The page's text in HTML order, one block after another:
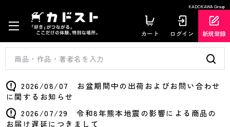
KADOKAWA Group
カート ログイン 新規登録
2026/08/07 お盆期間中の出荷およびお問い合わせ
に関するお知らせ
2026/07/29 令和8年熊本地震の影響による商品の
お届け遅延につきまして